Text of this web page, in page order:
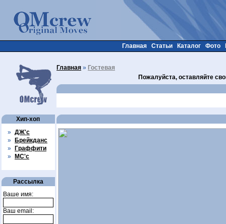
Хип-хоп
» ДЖ'с
»
Брейкданс
»
Граффити
»
МС'с
Рассылка
Ваше имя:
Ваш email:
Главная Статьи Каталог Фото
Главная » Гостевая
Пожалуйста, оставляйте